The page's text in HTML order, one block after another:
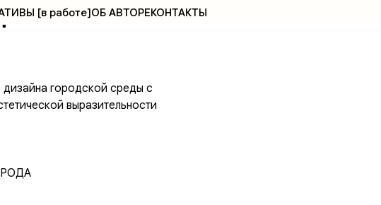
[в работе]ОБ АВТОРЕКОНТАКТЫ
и
дизайна городской среды с
выразительности